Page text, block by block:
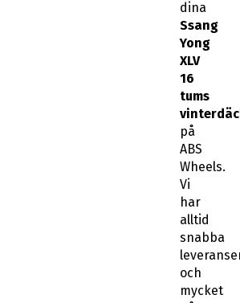
Yong
XLV
16
tums
vinterdäck
på
ABS
Wheels.
Vi
har
alltid
snabba
leveranser
och
mycket